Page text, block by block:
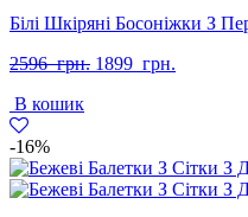
Білі Шкіряні Босоніжки З
2596 грн. Оригінальна
1899 грн.
В кошик
-16%